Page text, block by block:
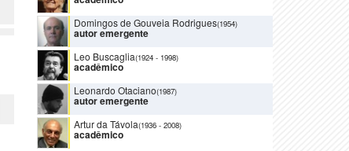
Domingos de Gouveia Rodrigues(1954)
autor emergente
Leo Buscaglia(1924 - 1998)
acadêmico
Leonardo Otaciano(1987)
autor emergente
Artur da Távola(1936 - 2008)
acadêmico